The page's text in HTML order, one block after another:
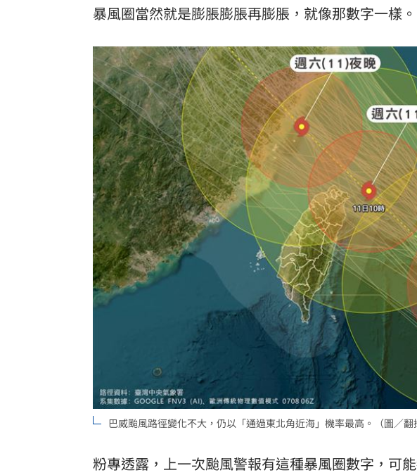
暴風圈當然就是膨脹膨脹再膨脹，就像那數字一樣。
巴威颱風路徑變化不大，仍以「通過東北角近海」機率最高。（圖／翻
粉專透露，上一次颱風警報有這種暴風圈數字，可